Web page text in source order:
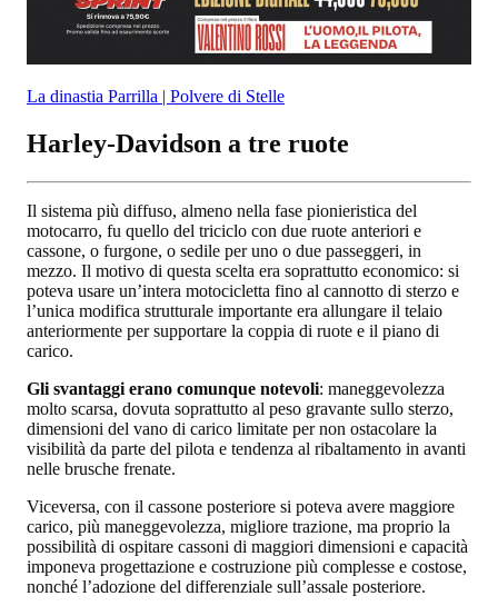
La dinastia Parrilla | Polvere di Stelle
Harley-Davidson a tre ruote
Il sistema più diffuso, almeno nella fase pionieristica del
motocarro, fu quello del triciclo con due ruote anteriori e
cassone, o furgone, o sedile per uno o due passeggeri, in
mezzo. Il motivo di questa scelta era soprattutto economico: si
poteva usare un’intera motocicletta fino al cannotto di sterzo e
l’unica modifica strutturale importante era allungare il telaio
anteriormente per supportare la coppia di ruote e il piano di
carico.
Gli svantaggi erano comunque notevoli: maneggevolezza
molto scarsa, dovuta soprattutto al peso gravante sullo sterzo,
dimensioni del vano di carico limitate per non ostacolare la
visibilità da parte del pilota e tendenza al ribaltamento in avanti
nelle brusche frenate.
Viceversa, con il cassone posteriore si poteva avere maggiore
carico, più maneggevolezza, migliore trazione, ma proprio la
possibilità di ospitare cassoni di maggiori dimensioni e capacità
imponeva progettazione e costruzione più complesse e costose,
nonché l’adozione del differenziale sull’assale posteriore.